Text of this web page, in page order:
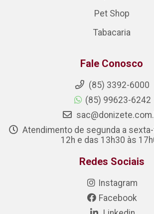
Pet Shop
Tabacaria
Fale Conosco
(85) 3392-6000
(85) 99623-6242
Atendimento de segunda a
12h e das 13h30 às
Redes Sociais
Instagram
Facebook